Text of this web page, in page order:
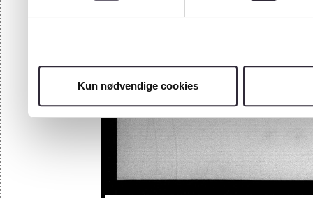
Kun nødvendige cookies